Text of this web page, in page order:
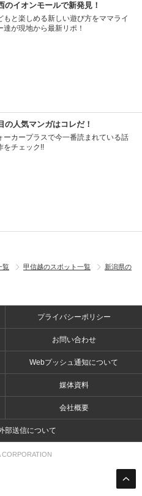
のイオンモールで新発見！
もと楽しめる新しい遊び方をママライ
達が現地から最新リポ！
の人気マンガはコレだ！
ーカープラスで今一番読まれている話
をチェック!!
覧 甲信越のスポット一覧
新潟県の
プライバシーポリシー
お問い合わせ
Webプッシュ通知について
媒体資料
会社概要
部送信について